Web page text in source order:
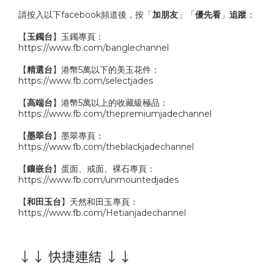
請按入以下facebook頻道後，按「加朋友 」「優先看 」 追蹤 ：
【玉鐲台】玉鐲專頁：
https://www.fb.com/banglechannel
【精選台】港幣5萬以下的美玉花件：
https://www.fb.com/selectjades
【高端台】港幣5萬以上的收藏級極品：
https://www.fb.com/thepremiumjadechannel
【墨翠台】墨翠專頁：
https://www.fb.com/theblackjadechannel
【鑲嵌台】蛋面、戒面、裸石專頁：
https://www.fb.com/unmountedjades
【和田玉台】天然和田玉專頁：
https://www.fb.com/Hetianjadechannel
↓↓ 快捷連結 ↓↓